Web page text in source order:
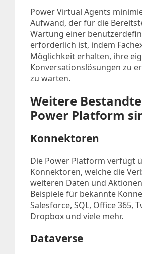
Power Virtual Agents
Aufwand, der für die
Wartung einer
erforderlich ist, indem
Möglichkeit erhalten, ihre
Konversationslösungen zu
zu warten.
Weitere
Power Platform
Konnektoren
Die Power Platform verfügt
Konnektoren, welche die
weiteren Daten und
Beispiele für bekannte
Salesforce, SQL, Office 365,
Dropbox und viele mehr.
Dataverse